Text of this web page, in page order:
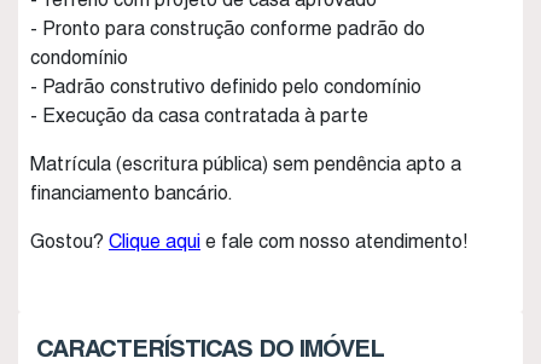
- Pronto para construção conforme padrão do
condomínio
- Padrão construtivo definido pelo condomínio
- Execução da casa contratada à parte
Matrícula (escritura pública) sem pendência apto a
financiamento bancário.
Gostou? Clique aqui e fale com nosso atendimento!
CARACTERÍSTICAS DO IMÓVEL